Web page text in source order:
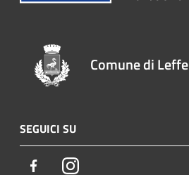
Comune di Leffe
SEGUICI SU
FacebookInstagram